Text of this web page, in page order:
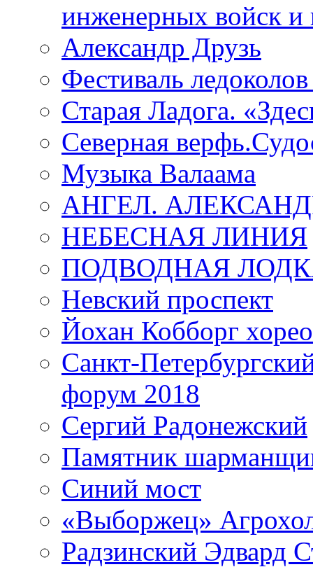
инженерных войск и
Александр Друзь
Фестиваль
Старая Ладога.
Северная
Музыка Валаама
АНГЕЛ.
НЕБЕСНАЯ ЛИНИЯ
ПОДВОДНАЯ
Невский проспект
Йохан Кобборг
Санкт-
форум 2018
Сергий Радонежский
Памятник
Синий мост
«Выборжец»
Радзинский Эдвард